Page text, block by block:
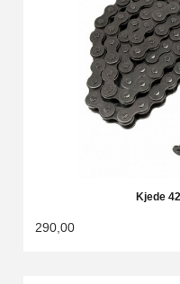
Kjede
290,00